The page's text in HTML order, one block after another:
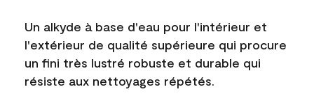
Un alkyde à base d'eau pour l'intérieur et
l'extérieur de qualité supérieure qui procure
un fini très lustré robuste et durable qui
résiste aux nettoyages répétés.